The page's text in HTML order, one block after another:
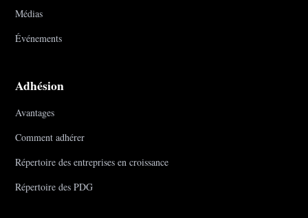
Médias
Événements
Adhésion
Avantages
Comment adhérer
Répertoire des entreprises en croissance
Répertoire des PDG